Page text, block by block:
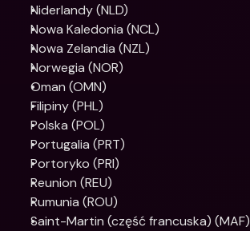
Niderlandy (NLD)
Nowa Kaledonia (NCL)
Nowa Zelandia (NZL)
Norwegia (NOR)
Oman (OMN)
Filipiny (PHL)
Polska (POL)
Portugalia (PRT)
Portoryko (PRI)
Reunion (REU)
Rumunia (ROU)
Saint-Martin (część francuska) (MAF)